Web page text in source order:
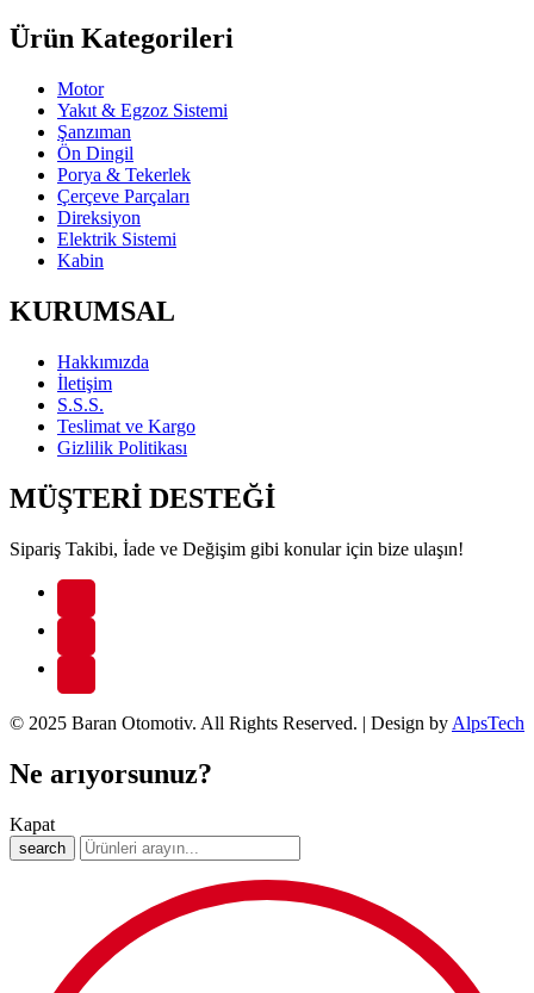
Ürün Kategorileri
Motor
Yakıt & Egzoz Sistemi
Şanzıman
Ön Dingil
Porya & Tekerlek
Çerçeve Parçaları
Direksiyon
Elektrik Sistemi
Kabin
KURUMSAL
Hakkımızda
İletişim
S.S.S.
Teslimat ve Kargo
Gizlilik Politikası
MÜŞTERİ DESTEĞİ
Sipariş Takibi, İade ve Değişim gibi konular için bize ulaşın!
© 2025 Baran Otomotiv. All Rights Reserved. | Design by AlpsTech
Ne arıyorsunuz?
Kapat
search